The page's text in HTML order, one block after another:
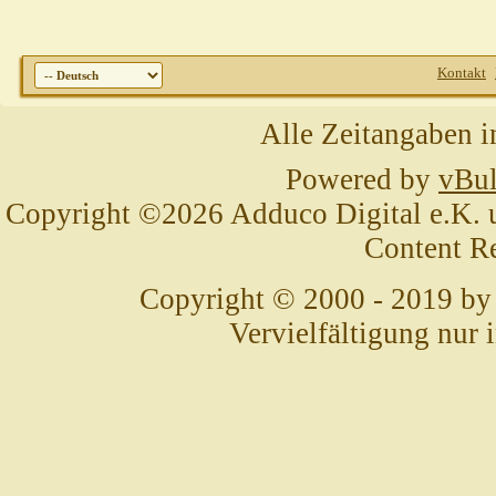
Kontakt
Alle Zeitangaben
Powered by
Copyright ©2026 Adduco Digital e.K.
Content
Copyright © 2000 - 2019
Vervielfältigung nur